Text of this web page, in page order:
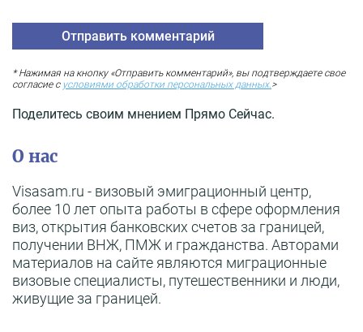
* Нажимая на кнопку «Отправить комментарий», вы подтверждаете свое
согласие с условиями обработки персональных данных.>
Поделитесь своим мнением Прямо Сейчас.
О нас
Visasam.ru - визовый эмиграционный центр,
более 10 лет опыта работы в сфере оформления
виз, открытия банковских счетов за границей,
получении ВНЖ, ПМЖ и гражданства. Авторами
материалов на сайте являются миграционные
визовые специалисты, путешественники и люди,
живущие за границей.